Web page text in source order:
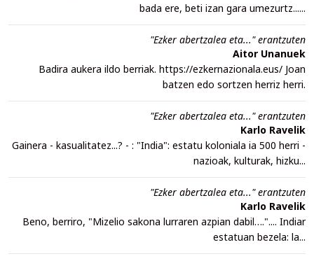
bada ere, beti izan gara umezurtz......
"Ezker abertzalea eta..." erantzuten
Aitor Unanuek
Badira aukera ildo berriak. https://ezkernazionala.eus/ Joan
batzen edo sortzen herriz herri.
"Ezker abertzalea eta..." erantzuten
Karlo Ravelik
Gainera - kasualitatez...? - : "India": estatu koloniala ia 500 herri -
nazioak, kulturak, hizku...
"Ezker abertzalea eta..." erantzuten
Karlo Ravelik
Beno, berriro, "Mizelio sakona lurraren azpian dabil….".... Indiar
estatuan bezela: la...